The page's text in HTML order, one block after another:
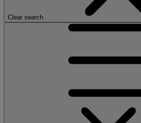
Clear search